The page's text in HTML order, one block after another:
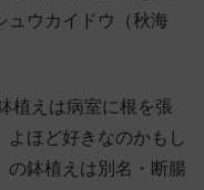
ュウカイドウ（秋海
植えは病室に根を張
よほど好きなのかもし
の鉢植えは別名・断腸